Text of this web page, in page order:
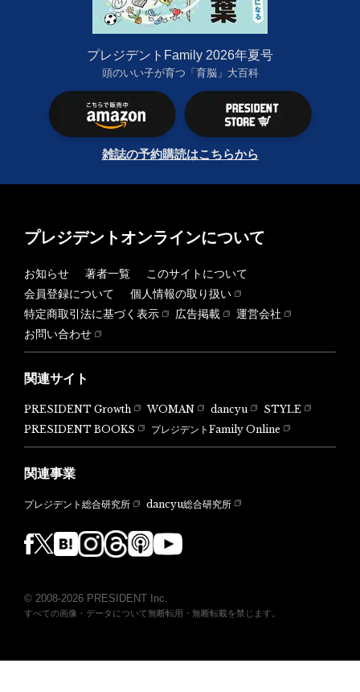
プレジデントFamily 2026年夏号
頭のいい子が育つ「育脳」大百科
雑誌の予約購読はこちらから
プレジデントオンラインについて
お知らせ 著者一覧
このサイトについて
会員登録について
個人情報の取り扱い
特定商取引法に基づく表示
広告掲載
運営会社
お問い合わせ
関連サイト
PRESIDENT Growth WOMAN dancyu
STYLE
PRESIDENT BOOKS
プレジデントFamily Online
関連事業
プレジデント総合研究所 dancyu総合研究所
© 2008-2026 PRESIDENT Inc.
すべての画像・データについて無断転用・無断転載を禁じます。